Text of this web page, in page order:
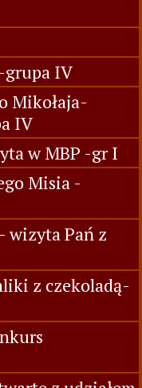
grupa IV
Mikołaja-
IV
w MBP -gr I
Misia -
wizyta Pań z
z czekoladą-